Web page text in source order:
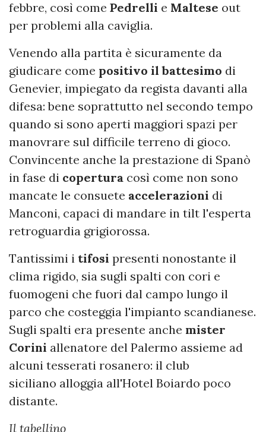
febbre, così come Pedrelli e Maltese out
per problemi alla caviglia.
Venendo alla partita è sicuramente da
giudicare come positivo il battesimo di
Genevier, impiegato da regista davanti alla
difesa: bene soprattutto nel secondo tempo
quando si sono aperti maggiori spazi per
manovrare sul difficile terreno di gioco.
Convincente anche la prestazione di Spanò
in fase di copertura così come non sono
mancate le consuete accelerazioni di
Manconi, capaci di mandare in tilt l'esperta
retroguardia grigiorossa.
Tantissimi i tifosi presenti nonostante il
clima rigido, sia sugli spalti con cori e
fuomogeni che fuori dal campo lungo il
parco che costeggia l'impianto scandianese.
Sugli spalti era presente anche mister
Corini allenatore del Palermo assieme ad
alcuni tesserati rosanero: il club
siciliano alloggia all'Hotel Boiardo poco
distante.
Il tabellino